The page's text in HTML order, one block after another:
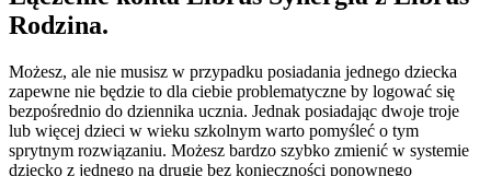
Rodzina.
Możesz, ale nie musisz w przypadku posiadania jednego dziecka
zapewne nie będzie to dla ciebie problematyczne by logować się
bezpośrednio do dziennika ucznia. Jednak posiadając dwoje troje
lub więcej dzieci w wieku szkolnym warto pomyśleć o tym
sprytnym rozwiązaniu. Możesz bardzo szybko zmienić w systemie
dziecko z jednego na drugie bez konieczności ponownego